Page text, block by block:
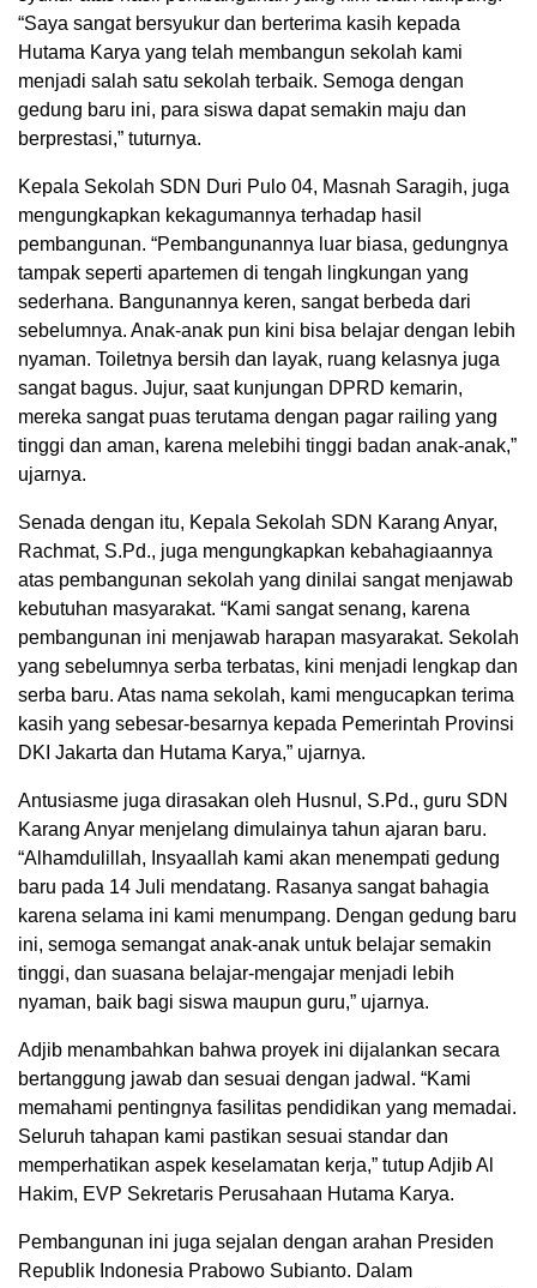
“Saya sangat bersyukur dan berterima kasih kepada
Hutama Karya yang telah membangun sekolah kami
menjadi salah satu sekolah terbaik. Semoga dengan
gedung baru ini, para siswa dapat semakin maju dan
berprestasi,” tuturnya.
Kepala Sekolah SDN Duri Pulo 04, Masnah Saragih, juga
mengungkapkan kekagumannya terhadap hasil
pembangunan. “Pembangunannya luar biasa, gedungnya
tampak seperti apartemen di tengah lingkungan yang
sederhana. Bangunannya keren, sangat berbeda dari
sebelumnya. Anak-anak pun kini bisa belajar dengan lebih
nyaman. Toiletnya bersih dan layak, ruang kelasnya juga
sangat bagus. Jujur, saat kunjungan DPRD kemarin,
mereka sangat puas terutama dengan pagar railing yang
tinggi dan aman, karena melebihi tinggi badan anak-anak,”
ujarnya.
Senada dengan itu, Kepala Sekolah SDN Karang Anyar,
Rachmat, S.Pd., juga mengungkapkan kebahagiaannya
atas pembangunan sekolah yang dinilai sangat menjawab
kebutuhan masyarakat. “Kami sangat senang, karena
pembangunan ini menjawab harapan masyarakat. Sekolah
yang sebelumnya serba terbatas, kini menjadi lengkap dan
serba baru. Atas nama sekolah, kami mengucapkan terima
kasih yang sebesar-besarnya kepada Pemerintah Provinsi
DKI Jakarta dan Hutama Karya,” ujarnya.
Antusiasme juga dirasakan oleh Husnul, S.Pd., guru SDN
Karang Anyar menjelang dimulainya tahun ajaran baru.
“Alhamdulillah, Insyaallah kami akan menempati gedung
baru pada 14 Juli mendatang. Rasanya sangat bahagia
karena selama ini kami menumpang. Dengan gedung baru
ini, semoga semangat anak-anak untuk belajar semakin
tinggi, dan suasana belajar-mengajar menjadi lebih
nyaman, baik bagi siswa maupun guru,” ujarnya.
Adjib menambahkan bahwa proyek ini dijalankan secara
bertanggung jawab dan sesuai dengan jadwal. “Kami
memahami pentingnya fasilitas pendidikan yang memadai.
Seluruh tahapan kami pastikan sesuai standar dan
memperhatikan aspek keselamatan kerja,” tutup Adjib Al
Hakim, EVP Sekretaris Perusahaan Hutama Karya.
Pembangunan ini juga sejalan dengan arahan Presiden
Republik Indonesia Prabowo Subianto. Dalam